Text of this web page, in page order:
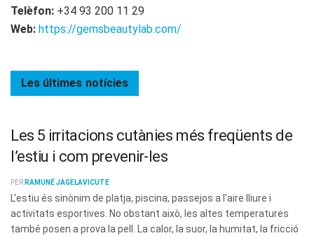
Telèfon: +34 93 200 11 29
Web: https://gemsbeautylab.com/
Les últimes notícies
Les 5 irritacions cutànies més freqüents de
l’estiu i com prevenir-les
PER RAMUNÉ JAGELAVICUTE
L'estiu és sinònim de platja, piscina, passejos a l'aire lliure i
activitats esportives. No obstant això, les altes temperatures
també posen a prova la pell. La calor, la suor, la humitat, la fricció